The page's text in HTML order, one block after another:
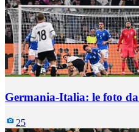
Germania-Italia: le foto
25